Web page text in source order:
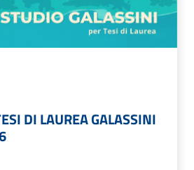
DI LAUREA GALASSINI